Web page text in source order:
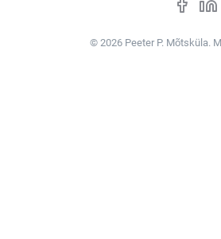
© 2026 Peeter P. Mõtsküla.